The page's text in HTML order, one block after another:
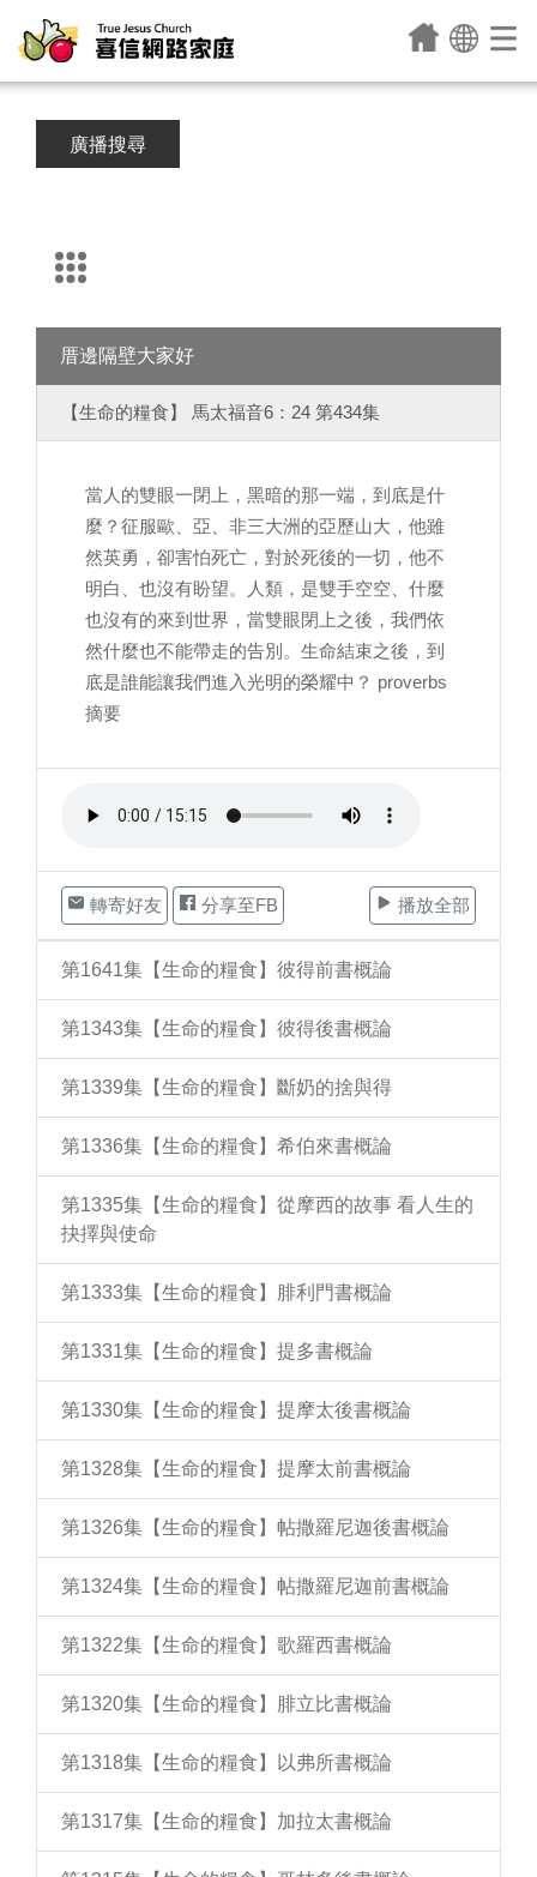
廣播搜尋
厝邊隔壁大家好
【生命的糧食】 馬太福音6：24 第434集
當人的雙眼一閉上，黑暗的那一端，到底是什
麼？征服歐、亞、非三大洲的亞歷山大，他雖
然英勇，卻害怕死亡，對於死後的一切，他不
明白、也沒有盼望。人類，是雙手空空、什麼
也沒有的來到世界，當雙眼閉上之後，我們依
然什麼也不能帶走的告別。生命結束之後，到
底是誰能讓我們進入光明的榮耀中？ proverbs
摘要
轉寄好友 分享至FB 播放全部
第1641集【生命的糧食】彼得前書概論
第1343集【生命的糧食】彼得後書概論
第1339集【生命的糧食】斷奶的捨與得
第1336集【生命的糧食】希伯來書概論
第1335集【生命的糧食】從摩西的故事 看人生的
抉擇與使命
第1333集【生命的糧食】腓利門書概論
第1331集【生命的糧食】提多書概論
第1330集【生命的糧食】提摩太後書概論
第1328集【生命的糧食】提摩太前書概論
第1326集【生命的糧食】帖撒羅尼迦後書概論
第1324集【生命的糧食】帖撒羅尼迦前書概論
第1322集【生命的糧食】歌羅西書概論
第1320集【生命的糧食】腓立比書概論
第1318集【生命的糧食】以弗所書概論
第1317集【生命的糧食】加拉太書概論